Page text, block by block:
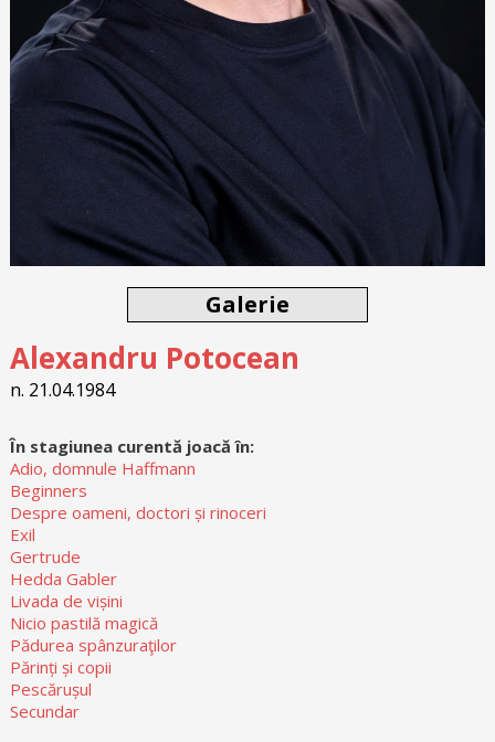
Galerie
Alexandru Potocean
n. 21.04.1984
În stagiunea curentă joacă în:
Adio, domnule Haffmann
Beginners
Despre oameni, doctori și rinoceri
Exil
Gertrude
Hedda Gabler
Livada de vișini
Nicio pastilă magică
Pădurea spânzuraţilor
Părinți și copii
Pescărușul
Secundar